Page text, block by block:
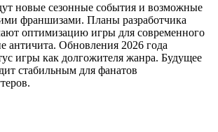
новые сезонные события и возможные
франшизами. Планы разработчика
оптимизацию игры для современного
античита. Обновления 2026 года
игры как долгожителя жанра. Будущее
стабильным для фанатов